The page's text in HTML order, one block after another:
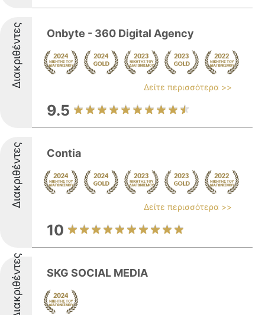
Διακριθέντες Onbyte - 360 Digital Agency
Δείτε περισσότερα >>
9.5
Διακριθέντες Contia
Δείτε περισσότερα >>
10
Διακριθέντες SKG SOCIAL MEDIA